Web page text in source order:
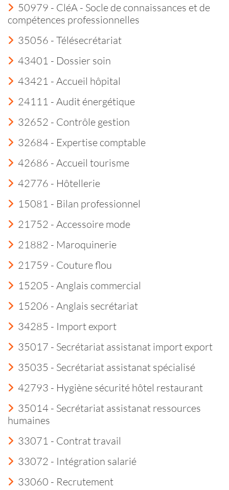
50979 - CléA - Socle de connaissances et de
compétences professionnelles
35056 - Télésecrétariat
43401 - Dossier soin
43421 - Accueil hôpital
24111 - Audit énergétique
32652 - Contrôle gestion
32684 - Expertise comptable
42686 - Accueil tourisme
42776 - Hôtellerie
15081 - Bilan professionnel
21752 - Accessoire mode
21882 - Maroquinerie
21759 - Couture flou
15205 - Anglais commercial
15206 - Anglais secrétariat
34285 - Import export
35017 - Secrétariat assistanat import export
35035 - Secrétariat assistanat spécialisé
42793 - Hygiène sécurité hôtel restaurant
35014 - Secrétariat assistanat ressources
humaines
33071 - Contrat travail
33072 - Intégration salarié
33060 - Recrutement